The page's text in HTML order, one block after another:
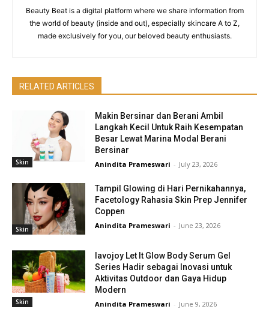
Beauty Beat is a digital platform where we share information from
the world of beauty (inside and out), especially skincare A to Z,
made exclusively for you, our beloved beauty enthusiasts.
RELATED ARTICLES
Skin
Makin Bersinar dan Berani Ambil
Langkah Kecil Untuk Raih Kesempatan
Besar Lewat Marina Modal Berani
Bersinar
Anindita Prameswari - July 23, 2026
Skin
Tampil Glowing di Hari Pernikahannya,
Facetology Rahasia Skin Prep Jennifer
Coppen
Anindita Prameswari - June 23, 2026
Skin
lavojoy Let It Glow Body Serum Gel
Series Hadir sebagai Inovasi untuk
Aktivitas Outdoor dan Gaya Hidup
Modern
Anindita Prameswari - June 9, 2026